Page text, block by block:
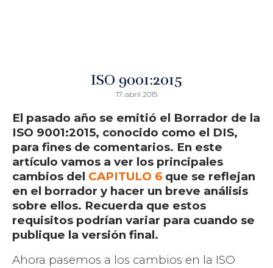
ISO 9001:2015
17. abril 2015
El pasado año se emitió el Borrador de la
ISO 9001:2015, conocido como el DIS,
para fines de comentarios. En este
artículo vamos a ver los principales
cambios del CAPITULO 6 que se reflejan
en el borrador y hacer un breve análisis
sobre ellos. Recuerda que estos
requisitos podrían variar para cuando se
publique la versión final.
Ahora pasemos a los cambios en la ISO